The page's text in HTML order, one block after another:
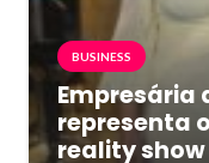
BUSINESS
Empresária
representa
reality show